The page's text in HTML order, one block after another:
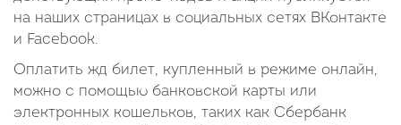
на наших страницах в социальных сетях ВКонтакте
и Facebook.
Оплатить жд билет, купленный в режиме онлайн,
можно с помощью банковской карты или
электронных кошельков, таких как Сбербанк